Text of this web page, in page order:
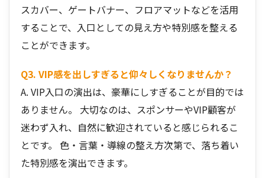
スカバー、ゲートバナー、フロアマットなどを活用
することで、入口としての見え方や特別感を整える
ことができます。
Q3. VIP感を出しすぎると仰々しくなりませんか？
A. VIP入口の演出は、豪華にしすぎることが目的では
ありません。 大切なのは、スポンサーやVIP顧客が
迷わず入れ、自然に歓迎されていると感じられるこ
とです。 色・言葉・導線の整え方次第で、落ち着い
た特別感を演出できます。